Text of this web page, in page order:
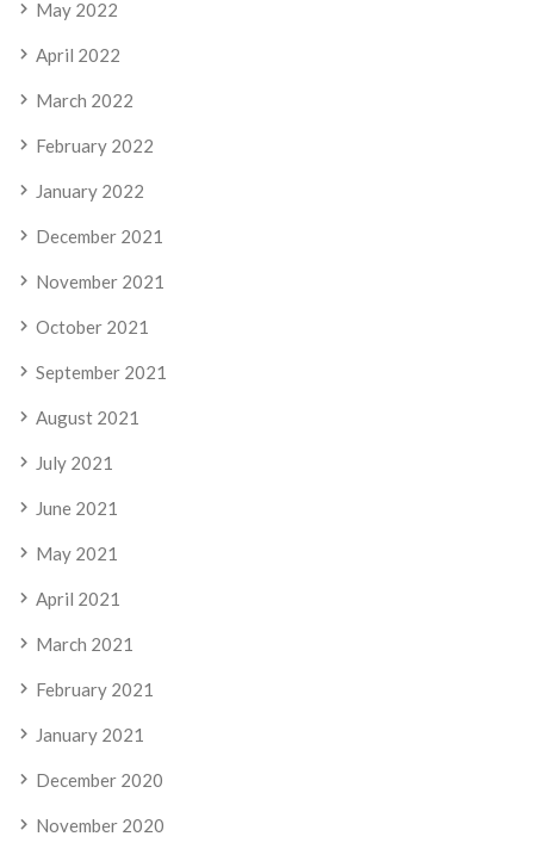
May 2022
April 2022
March 2022
February 2022
January 2022
December 2021
November 2021
October 2021
September 2021
August 2021
July 2021
June 2021
May 2021
April 2021
March 2021
February 2021
January 2021
December 2020
November 2020